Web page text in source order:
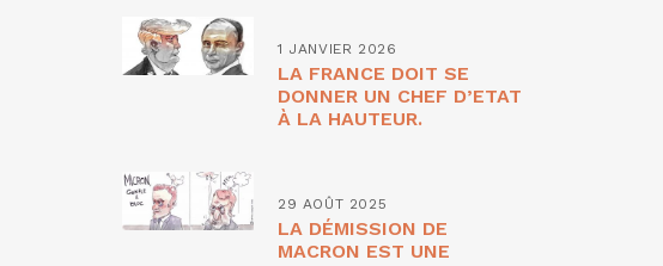
1 JANVIER 2026
LA FRANCE DOIT SE
DONNER UN CHEF D’ETAT
À LA HAUTEUR.
29 AOÛT 2025
LA DÉMISSION DE
MACRON EST UNE